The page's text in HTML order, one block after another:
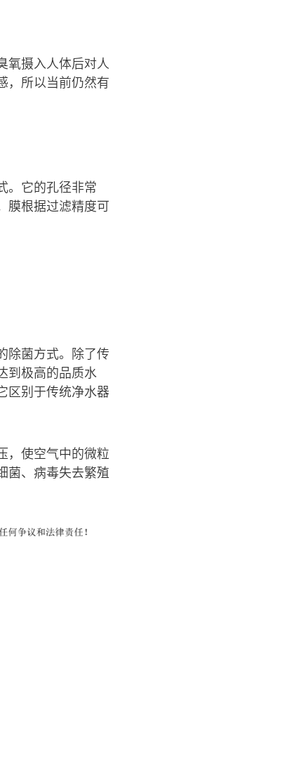
氧摄入人体后对人
，所以当前仍然有
。它的孔径非常
膜根据过滤精度可
除菌方式。除了传
到极高的品质水
区别于传统净水器
，使空气中的微粒
菌、病毒失去繁殖